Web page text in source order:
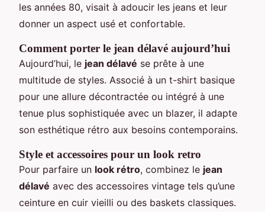
les années 80, visait à adoucir les jeans et leur
donner un aspect usé et confortable.
Comment porter le jean délavé aujourd’hui
Aujourd’hui, le jean délavé se prête à une
multitude de styles. Associé à un t-shirt basique
pour une allure décontractée ou intégré à une
tenue plus sophistiquée avec un blazer, il adapte
son esthétique rétro aux besoins contemporains.
Style et accessoires pour un look retro
Pour parfaire un look rétro, combinez le jean
délavé avec des accessoires vintage tels qu’une
ceinture en cuir vieilli ou des baskets classiques.